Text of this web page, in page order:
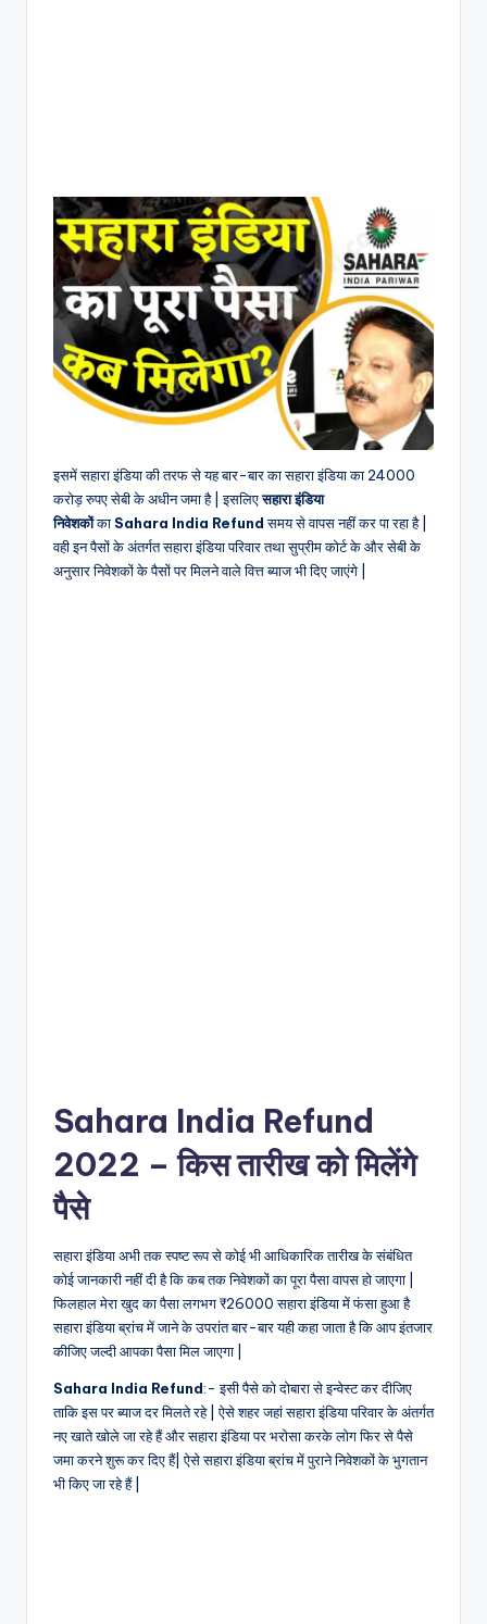
इसमें सहारा इंडिया की तरफ से यह बार-बार का सहारा इंडिया का 24000
करोड़ रुपए सेबी के अधीन जमा है | इसलिएसहारा इंडिया
निवेशकोंका Sahara India Refundसमय से वापस नहीं कर पा रहा है |
वही इन पैसों के अंतर्गत सहारा इंडिया परिवार तथा सुप्रीम कोर्ट के और सेबी के
अनुसार निवेशकों के पैसों पर मिलने वाले वित्त ब्याज भी दिए जाएंगे |
Sahara India Refund
2022 – किस तारीख को मिलेंगे
पैसे
सहारा इंडिया अभी तक स्पष्ट रूप से कोई भी आधिकारिक तारीख के संबंधित
कोई जानकारी नहीं दी है कि कब तक निवेशकों का पूरा पैसा वापस हो जाएगा |
फिलहाल मेरा खुद का पैसा लगभग ₹26000 सहारा इंडिया में फंसा हुआ है
सहारा इंडिया ब्रांच में जाने के उपरांत बार-बार यही कहा जाता है कि आप इंतजार
कीजिए जल्दी आपका पैसा मिल जाएगा |
Sahara India Refund:- इसी पैसे को दोबारा से इन्वेस्ट कर दीजिए
ताकि इस पर ब्याज दर मिलते रहे | ऐसे शहर जहां सहारा इंडिया परिवार के अंतर्गत
नए खाते खोले जा रहे हैं और सहारा इंडिया पर भरोसा करके लोग फिर से पैसे
जमा करने शुरू कर दिए हैं| ऐसे सहारा इंडिया ब्रांच में पुराने निवेशकों के भुगतान
भी किए जा रहे हैं |